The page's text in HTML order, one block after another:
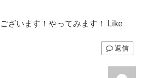
ざいます！やってみます！ Like
返信